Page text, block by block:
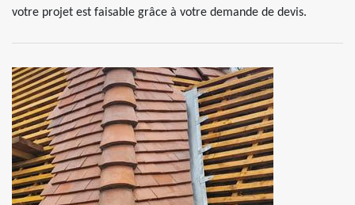
votre projet est faisable grâce à votre demande de devis.